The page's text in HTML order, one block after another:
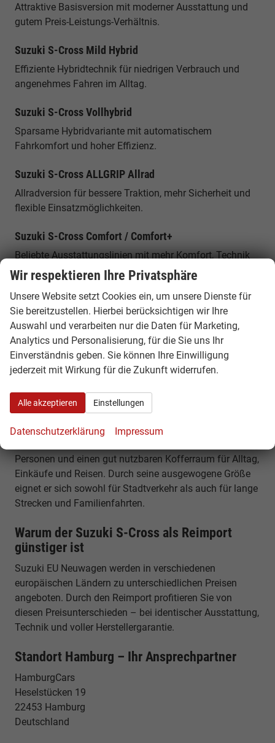
Attraktive Basisversion mit moderner Ausstattung und
gutem Preis-Leistungs-Verhältnis.
Suzuki S-Cross Mild Hybrid
Effiziente Hybridtechnik für niedrigen Verbrauch und
angenehmes Fahren im Alltag.
Suzuki S-Cross Vollhybrid
Sparsame Hybridvariante mit automatischem
Fahrkomfort und hoher Effizienz.
Suzuki S-Cross ALLGRIP Allrad
Allradversion für bessere Traktion, mehr Sicherheit und
flexible Einsatzmöglichkeiten.
Suzuki S-Cross Comfort / Comfort+
Beliebte Ausstattungslinien mit mehr Komfort, Technik
und Assistenzsystemen.
Komfort, Technik & Ausstattung
Der Suzuki S-Cross bietet moderne Assistenzsysteme,
Infotainment mit Smartphone-Integration und viele
praktische Komfortfunktionen. Je nach Ausstattung sind
unter anderem Rückfahrkamera, Navigationssystem,
Klimaautomatik, LED-Scheinwerfer und
Sicherheitsassistenten verfügbar.
Personen und einen gut nutzbaren Kofferraum für Alltag,
Einkäufe und Reisen. Durch seine ausgewogene Größe
eignet er sich sowohl für Stadtverkehr als auch für lange
Strecken und Familienfahrten.
Warum der Suzuki S-Cross als Reimport
günstiger ist
Suzuki EU Neuwagen werden in verschiedenen
europäischen Ländern zu unterschiedlichen Preisen
angeboten. Durch den Reimport profitieren Sie von
diesen Preisunterschieden – bei identischer Ausstattung,
Technik und voller Herstellergarantie.
Standort Hamburg – Ihr Ansprechpartner
HamburgCars
Heselstücken 19
22453 Hamburg
Deutschland
Wir respektieren Ihre Privatsphäre
Unsere Website setzt Cookies ein, um unsere Dienste für
Sie bereitzustellen. Hierbei berücksichtigen wir Ihre
Auswahl und verarbeiten nur die Daten für Marketing,
Analytics und Personalisierung, für die Sie uns Ihr
Einverständnis geben. Sie können Ihre Einwilligung
jederzeit mit Wirkung für die Zukunft widerrufen.
Alle akzeptieren Einstellungen
Datenschutzerklärung Impressum